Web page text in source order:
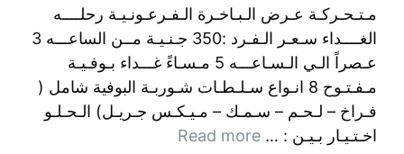
مـتـحـركـة عـرض الـبـاخـرة الـفـرعـونـيـة رحلــــه
الغــــداء سـعـر الـفـرد :350 جـنـيـة مــن الساعـــه 3
عـصراً الـي الـسـاعـــه 5 مـسـاءً غـــداء بـوفـيـة
مـفـتـوح 8 انـواع سـلـطـات شـوربـة البوفية شامل (
فـراخ – لـحـم – سـمـك – مـيـكـس جـريـل) الـحـلـو
اخـتـيـار بـيـن : … Read more